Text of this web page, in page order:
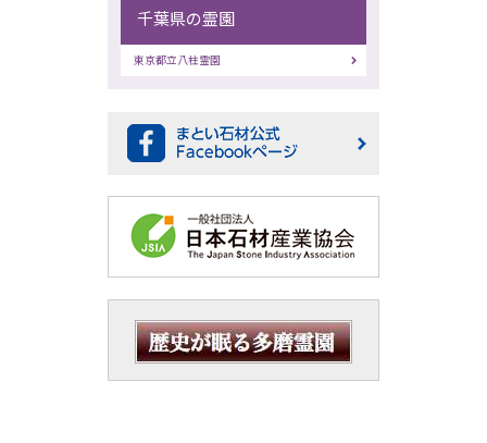
千葉県の霊園
東京都立八柱霊園